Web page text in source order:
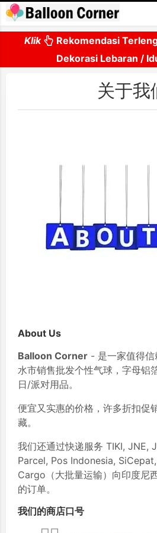
Skip to main
Klik
Rekomendasi
Dekorasi Lebaran /
关于我
About Us
Balloon Corner - 是一家值得
水市销售批发个性气球，字母铝
日/派对用品。
便宜又实惠的价格，许多折扣促
藏。
我们还通过快递服务 TIKI, JNE,
Parcel, Pos Indonesia,
Cargo（大批量运输）向印度尼
的订单。
我们的商店口号